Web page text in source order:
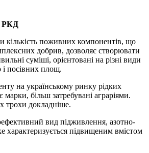
РКД
кількість поживних компонентів, що
добрив, дозволяє створювати
суміші, орієнтовані на різні види
посівних площ.
на українському ринку рідких
більш затребувані аграріями.
трохи докладніше.
вид підживлення, азотно-
характеризується підвищеним вмістом